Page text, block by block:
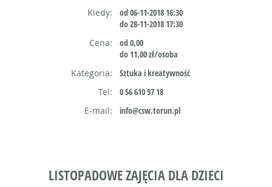
Kiedy:
od 06-11-2018 16:30
do 28-11-2018 17:30
Cena:
od 0,00
do 11,00 zł/osoba
Kategoria:
Sztuka i kreatywność
Tel:
0 56 610 97 18
E-mail:
info@csw.torun.pl
LISTOPADOWE ZAJĘCIA DLA DZIECI